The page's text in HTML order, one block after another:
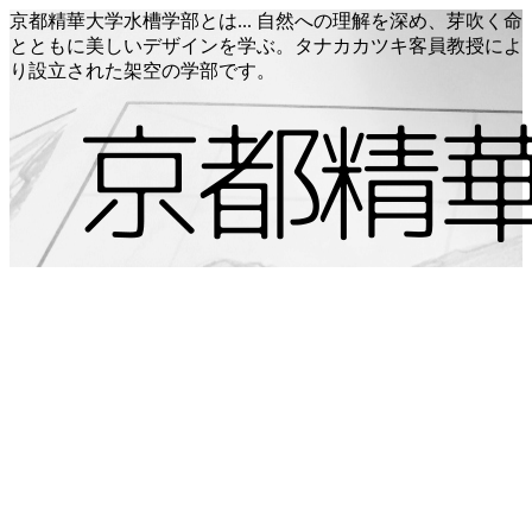
京都精華大学水槽学部とは... 自然への理解を深め、芽吹く命
とともに美しいデザインを学ぶ。タナカカツキ客員教授によ
り設立された架空の学部です。